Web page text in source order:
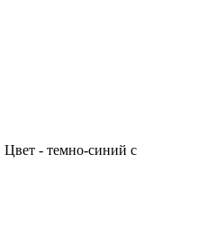
- темно-синий с